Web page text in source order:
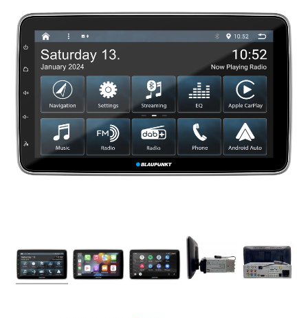
ESX
JBL
JVC
Kenwood
Kienzle
Pioneer
KfZ-spezifisch
Dashcams